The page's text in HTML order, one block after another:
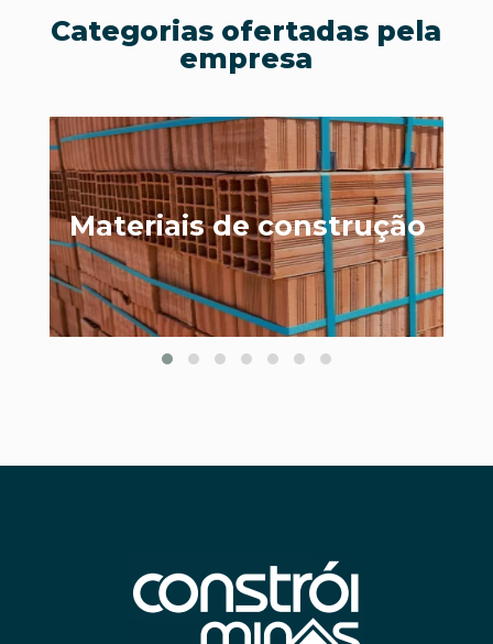
Categorias ofertadas pela
empresa
Materiais de construção